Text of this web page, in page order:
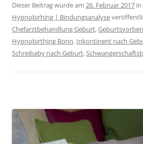
Dieser Beitrag wurde am 26. Februar 2017 in
Hypnobirhing | Bindungsanalyse
Chefarztbehandlung Geburt,
Hypnobirthing Bonn, Inkontinent nach
Schreibaby nach Geburt,